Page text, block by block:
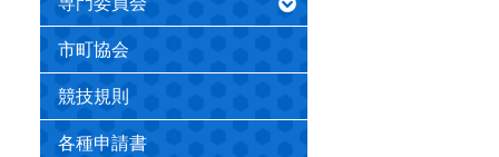
市町協会
競技規則
各種申請書